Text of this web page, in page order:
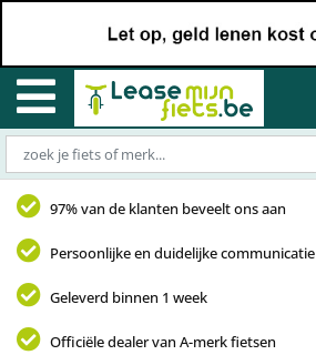
97% van de klanten beveelt ons aan
Persoonlijke en duidelijke communicatie
Geleverd binnen 1 week
Officiële dealer van A-merk fietsen